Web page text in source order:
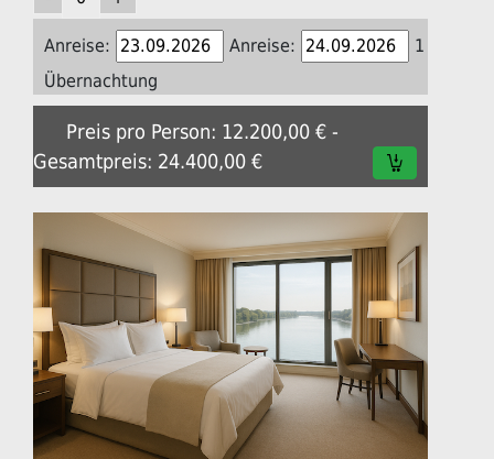
Anreise: Anreise:
1
Übernachtung
Preis pro Person: 12.200,00 € -
Gesamtpreis: 24.400,00 €